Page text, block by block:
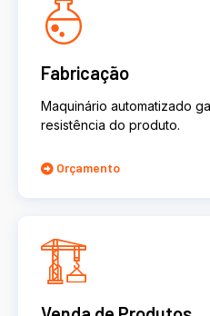
Fabricação
Maquinário automatizado
resistência do produto.
Orçamento